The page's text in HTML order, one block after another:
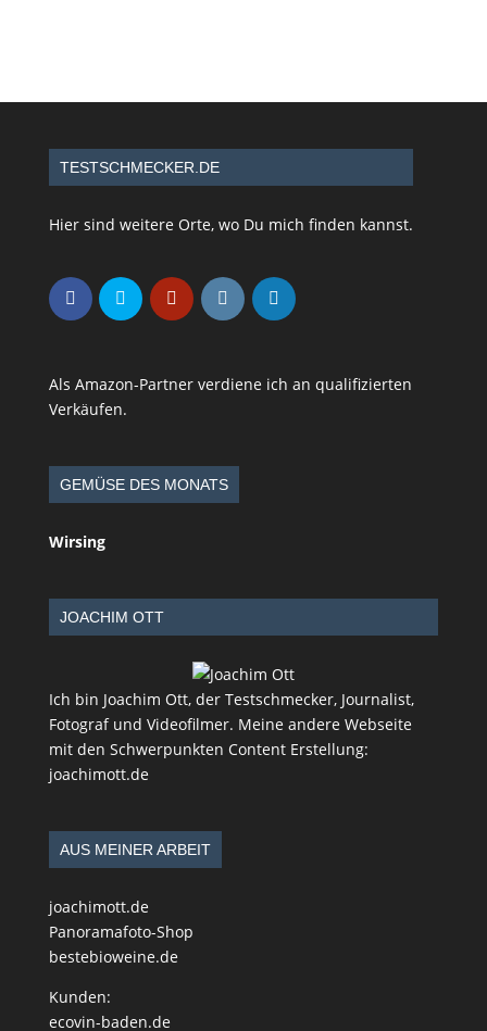
TESTSCHMECKER.DE
Hier sind weitere Orte, wo Du mich finden kannst.
Als Amazon-Partner verdiene ich an qualifizierten
Verkäufen.
GEMÜSE DES MONATS
Wirsing
JOACHIM OTT
Ich bin Joachim Ott, der Testschmecker, Journalist,
Fotograf und Videofilmer. Meine andere Webseite
mit den Schwerpunkten Content Erstellung:
joachimott.de
AUS MEINER ARBEIT
joachimott.de
Panoramafoto-Shop
bestebioweine.de
Kunden:
ecovin-baden.de